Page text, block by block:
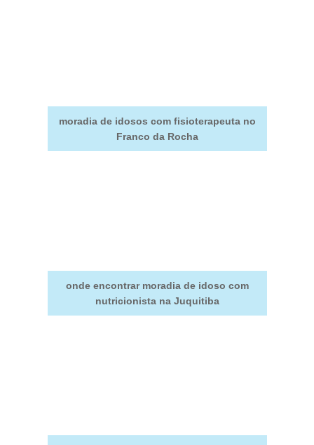
moradia de idosos com fisioterapeuta no
Franco da Rocha
onde encontrar moradia de idoso com
nutricionista na Juquitiba